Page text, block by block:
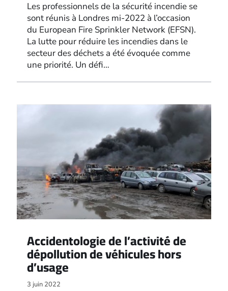
Les professionnels de la sécurité incendie se
sont réunis à Londres mi-2022 à l’occasion
du European Fire Sprinkler Network (EFSN).
La lutte pour réduire les incendies dans le
secteur des déchets a été évoquée comme
une priorité. Un défi…
Accidentologie de l’activité de
dépollution de véhicules hors
d’usage
3 juin 2022